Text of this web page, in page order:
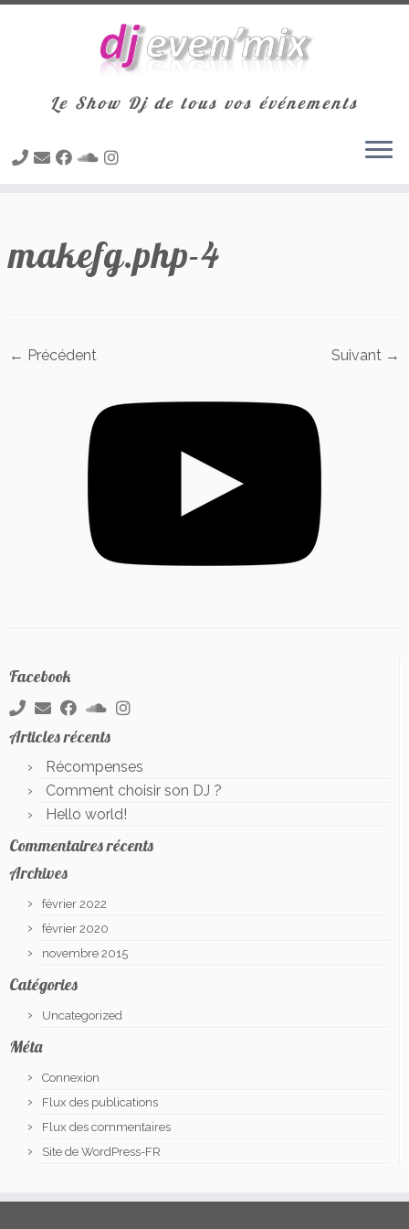
contenu
Le Show Dj de tous vos événements
makefg.php-4
← Précédent Suivant →
Facebook
Articles récents
Récompenses
Comment choisir son DJ ?
Hello world!
Commentaires récents
Archives
février 2022
février 2020
novembre 2015
Catégories
Uncategorized
Méta
Connexion
Flux des publications
Flux des commentaires
Site de WordPress-FR